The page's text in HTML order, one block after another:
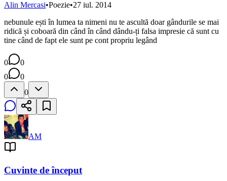
Alin Mercasi•Poezie•27 iul. 2014
nebunule ești în lumea ta nimeni nu te ascultă doar gândurile se mai
ridică și coboară din când în când dându-ți falsa impresie că sunt cu
tine când de fapt ele sunt pe cont propriu legând
0
0
0
0
0
AM
Cuvinte de început